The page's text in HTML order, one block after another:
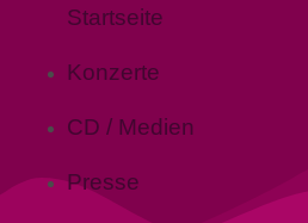
Startseite
Konzerte
CD / Medien
Presse